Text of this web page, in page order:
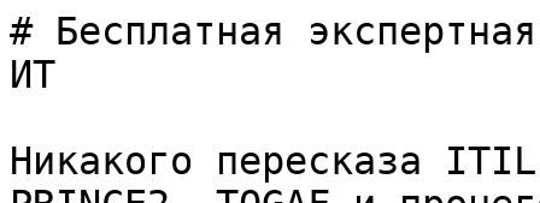
# Бесплатная
ИТ
Никакого пересказа